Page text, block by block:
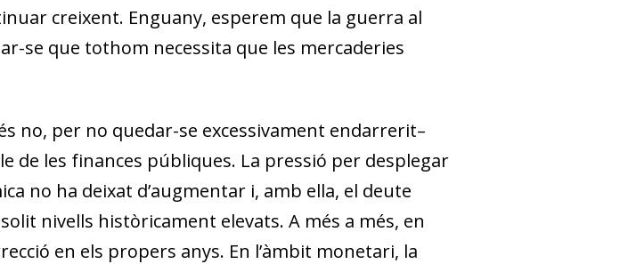
creixent. Enguany, esperem que la guerra al
se que tothom necessita que les mercaderies
no, per no quedar-se excessivament endarrerit–
de les finances públiques. La pressió per desplegar
no ha deixat d’augmentar i, amb ella, el deute
nivells històricament elevats. A més a més, en
en els propers anys. En l’àmbit monetari, la